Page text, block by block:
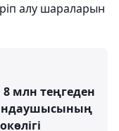
алу шараларын
млн теңгеден